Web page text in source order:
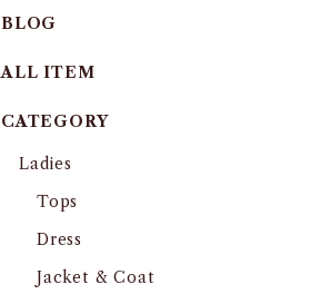
BLOG
ALL ITEM
CATEGORY
Ladies
Tops
Dress
Jacket & Coat